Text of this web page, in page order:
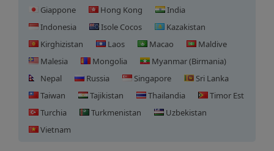
Giappone
Hong Kong
India
Indonesia
Isole Cocos
Kazakistan
Kirghizistan
Laos Macao
Maldive
Malesia
Mongolia
Myanmar (Birmania)
Nepal
Russia Singapore
Sri Lanka
Taiwan
Tajikistan Thailandia
Timor Est
Turchia
Turkmenistan
Uzbekistan
Vietnam
Registrazione domini Malesia